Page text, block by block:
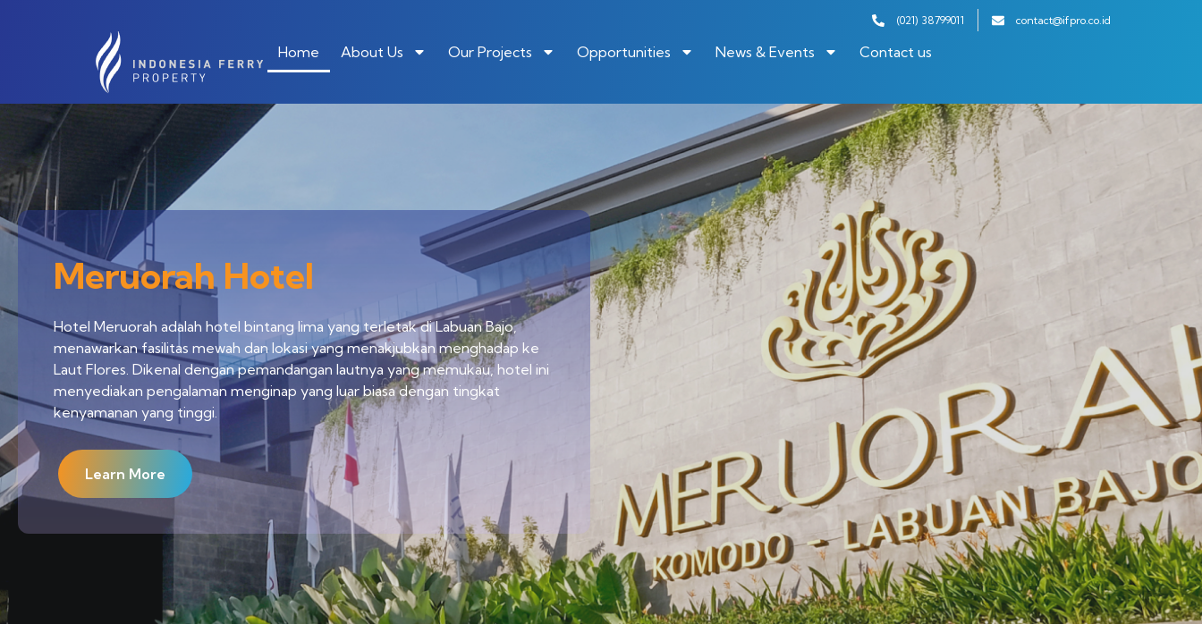
(021) 38799011 contact@ifpro.co.id
Home About Us Our Projects Opportunities News & Events Contact us
Meruorah Hotel
Hotel Meruorah adalah hotel bintang lima yang terletak di Labuan Bajo,
menawarkan fasilitas mewah dan lokasi yang menakjubkan menghadap ke
Laut Flores. Dikenal dengan pemandangan lautnya yang memukau, hotel ini
menyediakan pengalaman menginap yang luar biasa dengan tingkat
kenyamanan yang tinggi.
Learn More